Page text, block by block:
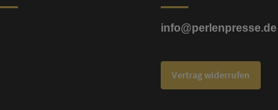
info@perlenpresse.de
Vertrag widerrufen